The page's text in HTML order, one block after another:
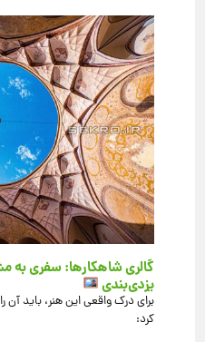
گالری شاهکارها: سفری به
یزدی‌بندی
برای درک واقعی این هنر، باید آن
کرد: